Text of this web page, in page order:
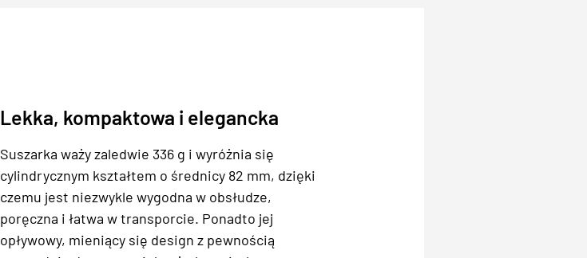
Lekka, kompaktowa i elegancka
Suszarka waży zaledwie 336 g i wyróżnia się
cylindrycznym kształtem o średnicy 82 mm, dzięki
czemu jest niezwykle wygodna w obsłudze,
poręczna i łatwa w transporcie. Ponadto jej
opływowy, mieniący się design z pewnością